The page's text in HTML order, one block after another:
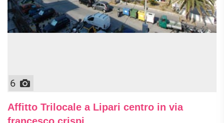
6
Affitto Trilocale a Lipari centro in via